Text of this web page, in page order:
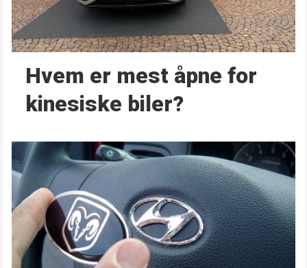
Hvem er mest åpne for
kinesiske biler?